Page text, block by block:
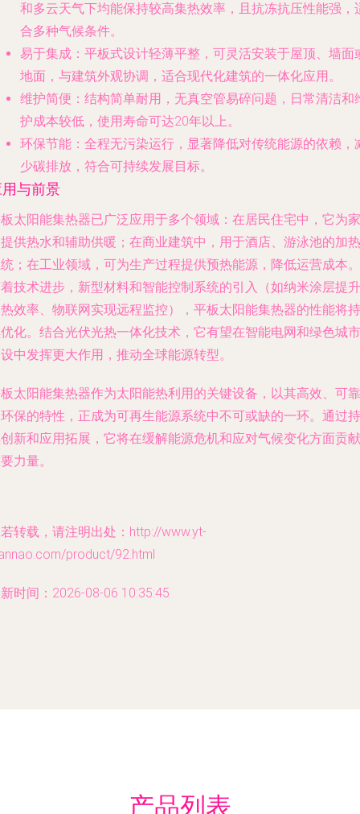
和多云天气下均能保持较高集热效率，且抗冻抗压性能强，
合多种气候条件。
易于集成 ：平板式设计轻薄平整，可灵活安装于屋顶、墙面
地面，与建筑外观协调，适合现代化建筑的一体化应用。
维护简便 ：结构简单耐用，无真空管易碎问题，日常清洁和
护成本较低，使用寿命可达20年以上。
环保节能 ：全程无污染运行，显著降低对传统能源的依赖，
少碳排放，符合可持续发展目标。
与前景
太阳能集热器已广泛应用于多个领域：在居民住宅中，它为家
供热水和辅助供暖；在商业建筑中，用于酒店、游泳池的加热
；在工业领域，可为生产过程提供预热能源，降低运营成本。
技术进步，新型材料和智能控制系统的引入（如纳米涂层提升
效率、物联网实现远程监控），平板太阳能集热器的性能将持
化。结合光伏光热一体化技术，它有望在智能电网和绿色城市
中发挥更大作用，推动全球能源转型。
太阳能集热器作为太阳能热利用的关键设备，以其高效、可靠
保的特性，正成为可再生能源系统中不可或缺的一环。通过持
新和应用拓展，它将在缓解能源危机和应对气候变化方面贡献
力量。
转载，请注明出处：http://www.yt-
product/92.html
时间：2026-08-06 10:35:45
产品列表